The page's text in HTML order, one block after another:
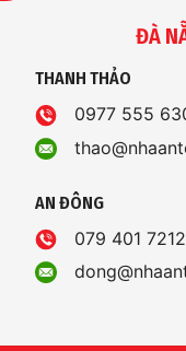
ĐÀ
THANH THẢO
0977 555
AN ĐÔNG
079 401 7212